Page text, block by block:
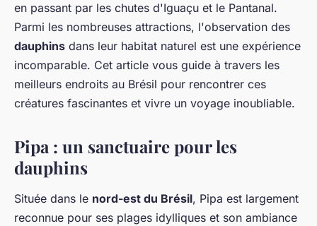
en passant par les chutes d'Iguaçu et le Pantanal.
Parmi les nombreuses attractions, l'observation des
dauphins dans leur habitat naturel est une expérience
incomparable. Cet article vous guide à travers les
meilleurs endroits au Brésil pour rencontrer ces
créatures fascinantes et vivre un voyage inoubliable.
Pipa : un sanctuaire pour les
dauphins
Située dans le nord-est du Brésil, Pipa est largement
reconnue pour ses plages idylliques et son ambiance